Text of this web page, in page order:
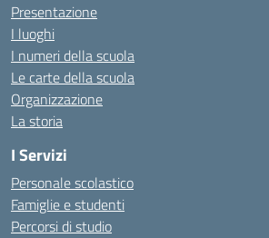
Presentazione
I luoghi
I numeri della scuola
Le carte della scuola
Organizzazione
La storia
I Servizi
Personale scolastico
Famiglie e studenti
Percorsi di studio